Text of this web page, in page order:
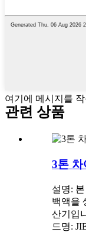
여기에 메시지를
관련 상품
3톤 차
설명:
백액을
산기입
드명: